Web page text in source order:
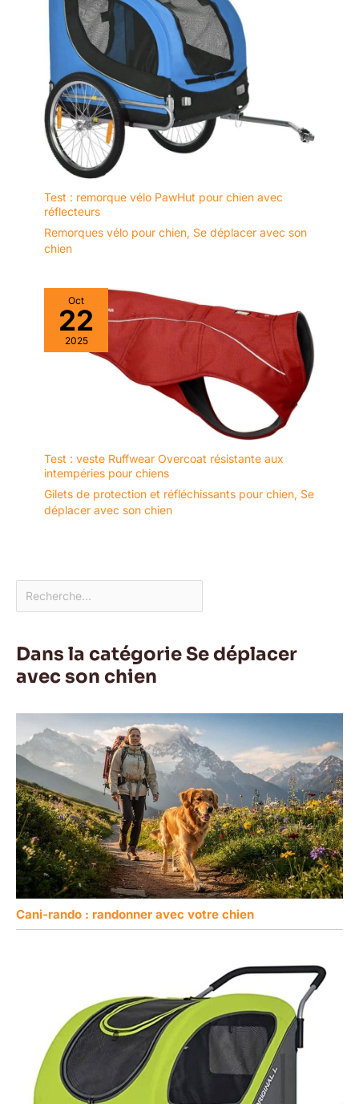
Test : remorque vélo PawHut pour chien avec
réflecteurs
Remorques vélo pour chien, Se déplacer avec son
chien
Oct
22
2025
Test : veste Ruffwear Overcoat résistante aux
intempéries pour chiens
Gilets de protection et réfléchissants pour chien, Se
déplacer avec son chien
Dans la catégorie Se déplacer
avec son chien
Cani-rando : randonner avec votre chien